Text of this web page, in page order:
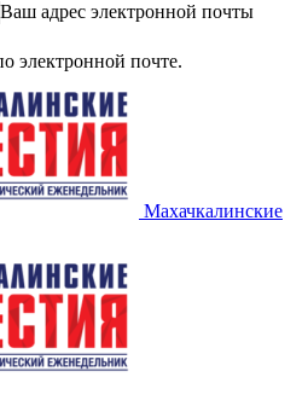
Ваш адрес электронной почты
электронной почте.
Махачкалинские